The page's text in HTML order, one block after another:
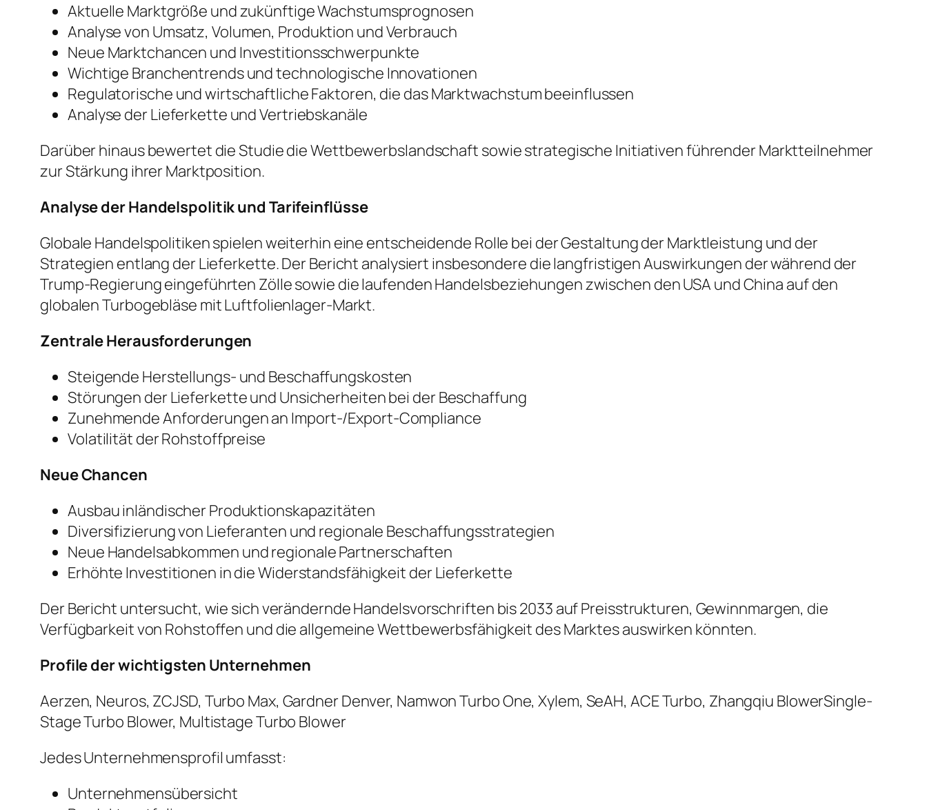
Aktuelle Marktgröße und zukünftige Wachstumsprognosen
Analyse von Umsatz, Volumen, Produktion und Verbrauch
Neue Marktchancen und Investitionsschwerpunkte
Wichtige Branchentrends und technologische Innovationen
Regulatorische und wirtschaftliche Faktoren, die das Marktwachstum beeinflussen
Analyse der Lieferkette und Vertriebskanäle
Darüber hinaus bewertet die Studie die Wettbewerbslandschaft sowie strategische Initiativen führender Marktteilnehmer
zur Stärkung ihrer Marktposition.
Analyse der Handelspolitik und Tarifeinflüsse
Globale Handelspolitiken spielen weiterhin eine entscheidende Rolle bei der Gestaltung der Marktleistung und der
Strategien entlang der Lieferkette. Der Bericht analysiert insbesondere die langfristigen Auswirkungen der während der
Trump-Regierung eingeführten Zölle sowie die laufenden Handelsbeziehungen zwischen den USA und China auf den
globalen Turbogebläse mit Luftfolienlager-Markt.
Zentrale Herausforderungen
Steigende Herstellungs- und Beschaffungskosten
Störungen der Lieferkette und Unsicherheiten bei der Beschaffung
Zunehmende Anforderungen an Import-/Export-Compliance
Volatilität der Rohstoffpreise
Neue Chancen
Ausbau inländischer Produktionskapazitäten
Diversifizierung von Lieferanten und regionale Beschaffungsstrategien
Neue Handelsabkommen und regionale Partnerschaften
Erhöhte Investitionen in die Widerstandsfähigkeit der Lieferkette
Der Bericht untersucht, wie sich verändernde Handelsvorschriften bis 2033 auf Preisstrukturen, Gewinnmargen, die
Verfügbarkeit von Rohstoffen und die allgemeine Wettbewerbsfähigkeit des Marktes auswirken könnten.
Profile der wichtigsten Unternehmen
Aerzen, Neuros, ZCJSD, Turbo Max, Gardner Denver, Namwon Turbo One, Xylem, SeAH, ACE Turbo, Zhangqiu BlowerSingle-
Stage Turbo Blower, Multistage Turbo Blower
Jedes Unternehmensprofil umfasst:
Unternehmensübersicht